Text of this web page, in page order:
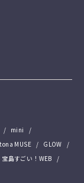
mini
MUSE
GLOW
宝島すごい！WEB